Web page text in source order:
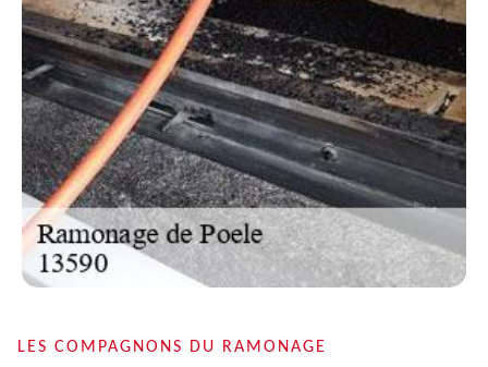
LES COMPAGNONS DU RAMONAGE